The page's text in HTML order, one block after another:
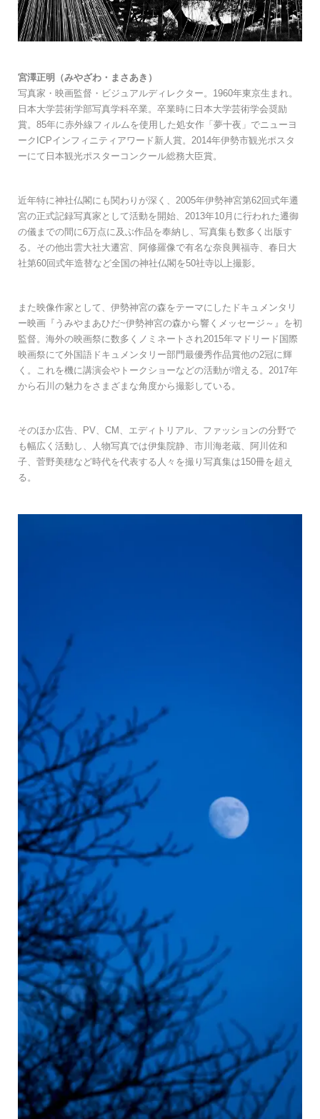
宮澤正明（みやざわ・まさあき）
写真家・映画監督・ビジュアルディレクター。1960年東京生まれ。
日本大学芸術学部写真学科卒業。卒業時に日本大学芸術学会奨励
賞。85年に赤外線フィルムを使用した処女作「夢十夜」でニューヨ
ークICPインフィニティアワード新人賞。2014年伊勢市観光ポスタ
ーにて日本観光ポスターコンクール総務大臣賞。
近年特に神社仏閣にも関わりが深く、2005年伊勢神宮第62回式年遷
宮の正式記録写真家として活動を開始、2013年10月に行われた遷御
の儀までの間に6万点に及ぶ作品を奉納し、写真集も数多く出版す
る。その他出雲大社大遷宮、阿修羅像で有名な奈良興福寺、春日大
社第60回式年造替など全国の神社仏閣を50社寺以上撮影。
また映像作家として、伊勢神宮の森をテーマにしたドキュメンタリ
ー映画『うみやまあひだ~伊勢神宮の森から響くメッセージ～』を初
監督。海外の映画祭に数多くノミネートされ2015年マドリード国際
映画祭にて外国語ドキュメンタリー部門最優秀作品賞他の2冠に輝
く。これを機に講演会やトークショーなどの活動が増える。2017年
から石川の魅力をさまざまな角度から撮影している。
そのほか広告、PV、CM、エディトリアル、ファッションの分野で
も幅広く活動し、人物写真では伊集院静、市川海老蔵、阿川佐和
子、菅野美穂など時代を代表する人々を撮り写真集は150冊を超え
る。